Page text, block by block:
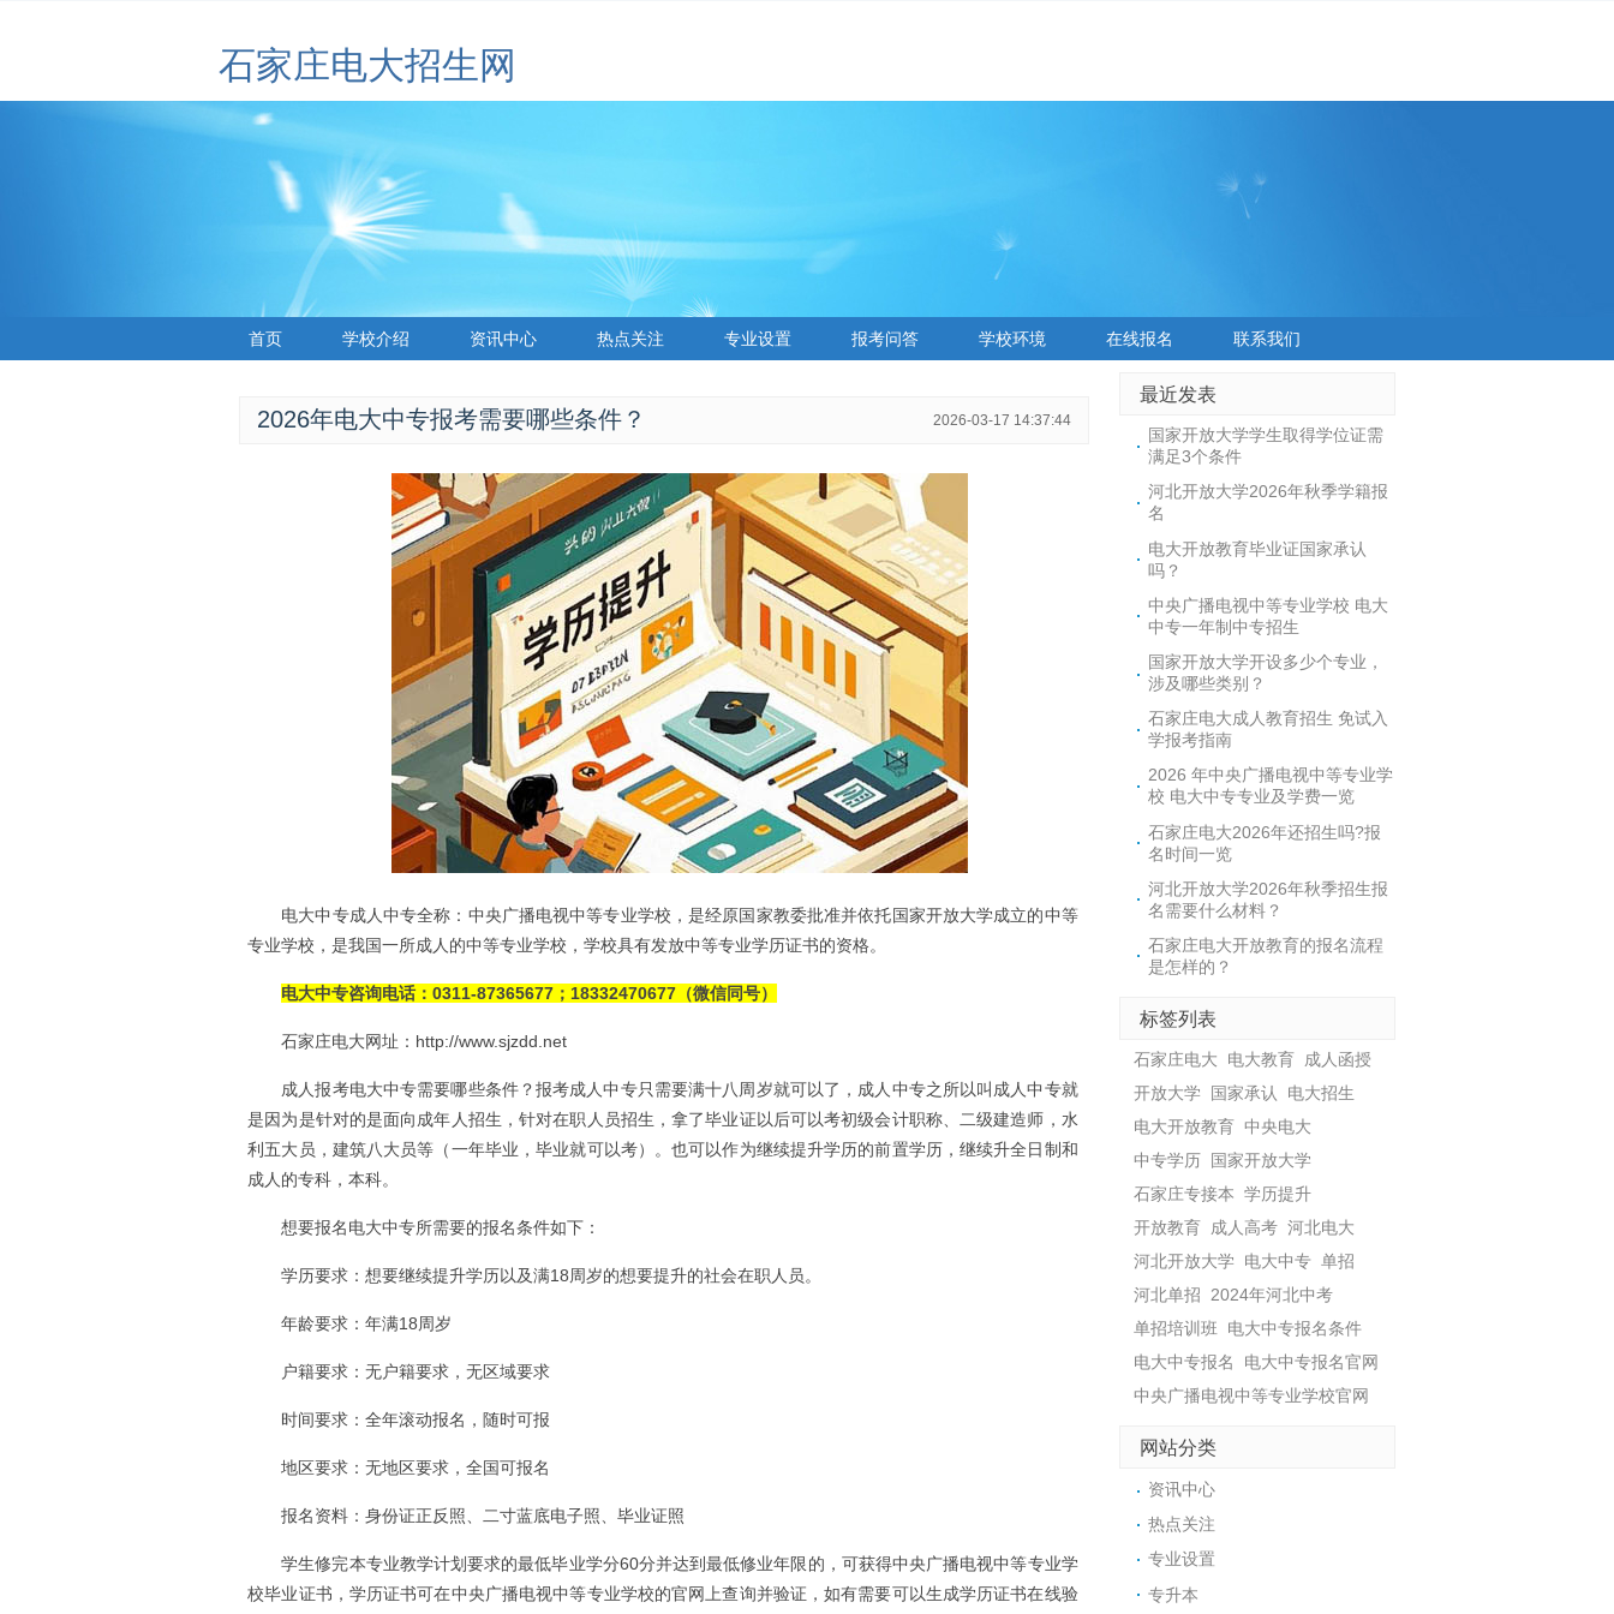
石家庄电大招生网
首页 学校介绍 资讯中心 热点关注 专业设置 报考问答 学校环境 在线报名 联系我们
2026年电大中专报考需要哪些条件？ 2026-03-17 14:37:44
电大中专成人中专全称：中央广播电视中等专业学校，是经原国家教委批准并依托国家开放大学成立的中等
专业学校，是我国一所成人的中等专业学校，学校具有发放中等专业学历证书的资格。
电大中专咨询电话：0311-87365677；18332470677（微信同号）
石家庄电大网址：http://www.sjzdd.net
成人报考电大中专需要哪些条件？报考成人中专只需要满十八周岁就可以了，成人中专之所以叫成人中专就
是因为是针对的是面向成年人招生，针对在职人员招生，拿了毕业证以后可以考初级会计职称、二级建造师，水
利五大员，建筑八大员等（一年毕业，毕业就可以考）。也可以作为继续提升学历的前置学历，继续升全日制和
成人的专科，本科。
想要报名电大中专所需要的报名条件如下：
学历要求：想要继续提升学历以及满18周岁的想要提升的社会在职人员。
年龄要求：年满18周岁
户籍要求：无户籍要求，无区域要求
时间要求：全年滚动报名，随时可报
地区要求：无地区要求，全国可报名
报名资料：身份证正反照、二寸蓝底电子照、毕业证照
学生修完本专业教学计划要求的最低毕业学分60分并达到最低修业年限的，可获得中央广播电视中等专业学
校毕业证书，学历证书可在中央广播电视中等专业学校的官网上查询并验证，如有需要可以生成学历证书在线验
最近发表
国家开放大学学生取得学位证需
满足3个条件
河北开放大学2026年秋季学籍报
名
电大开放教育毕业证国家承认
吗？
中央广播电视中等专业学校 电大
中专一年制中专招生
国家开放大学开设多少个专业，
涉及哪些类别？
石家庄电大成人教育招生 免试入
学报考指南
2026 年中央广播电视中等专业学
校 电大中专专业及学费一览
石家庄电大2026年还招生吗?报
名时间一览
河北开放大学2026年秋季招生报
名需要什么材料？
石家庄电大开放教育的报名流程
是怎样的？
标签列表
石家庄电大 电大教育 成人函授
开放大学
国家承认
电大招生
电大开放教育 中央电大
中专学历
国家开放大学
石家庄专接本 学历提升
开放教育 成人高考 河北电大
河北开放大学 电大中专 单招
河北单招 2024年河北中考
单招培训班 电大中专报名条件
电大中专报名
电大中专报名官网
中央广播电视中等专业学校官网
网站分类
资讯中心
热点关注
专业设置
专升本